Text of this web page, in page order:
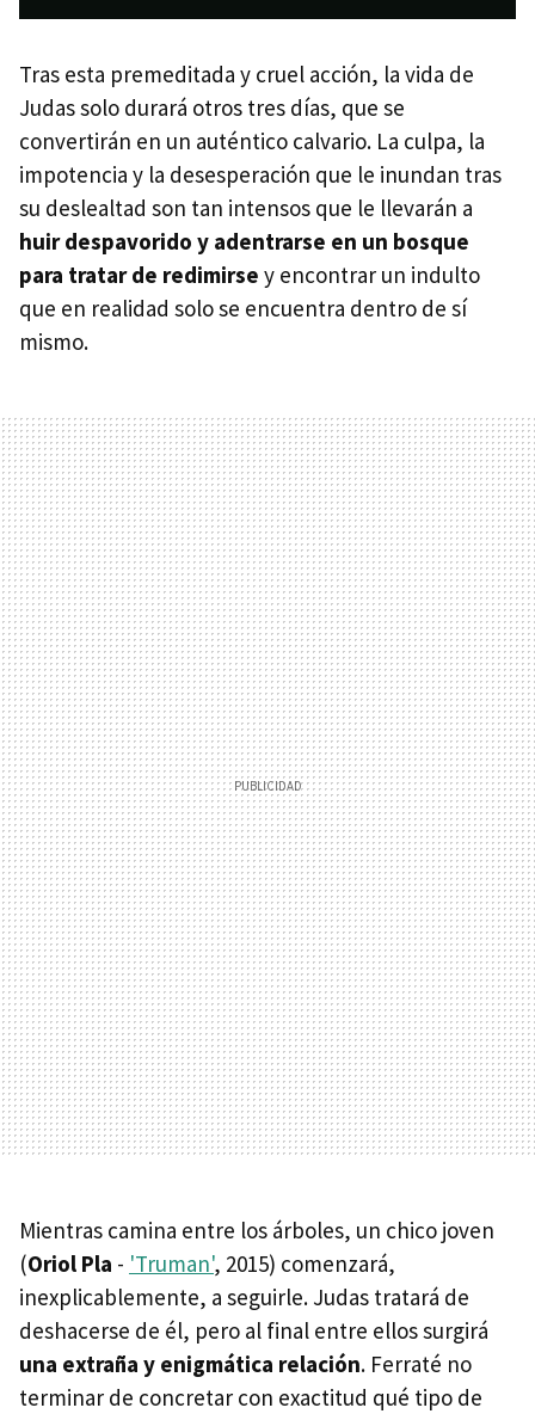
Tras esta premeditada y cruel acción, la vida de
Judas solo durará otros tres días, que se
convertirán en un auténtico calvario. La culpa, la
impotencia y la desesperación que le inundan tras
su deslealtad son tan intensos que le llevarán a
huir despavorido y adentrarse en un bosque
para tratar de redimirse y encontrar un indulto
que en realidad solo se encuentra dentro de sí
mismo.
Mientras camina entre los árboles, un chico joven
(Oriol Pla - 'Truman', 2015) comenzará,
inexplicablemente, a seguirle. Judas tratará de
deshacerse de él, pero al final entre ellos surgirá
una extraña y enigmática relación. Ferraté no
terminar de concretar con exactitud qué tipo de